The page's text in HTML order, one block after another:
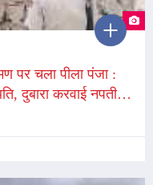
पर चला पीला पंजा :
दुबारा करवाई नपती,